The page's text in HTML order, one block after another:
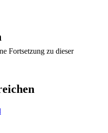
Fortsetzung zu dieser